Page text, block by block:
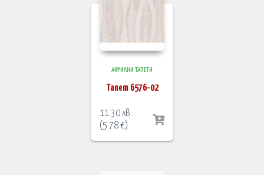
АКРИЛНИ ТАПЕТИ
Тапет 6576-02
11.30лв.
(5.78€)